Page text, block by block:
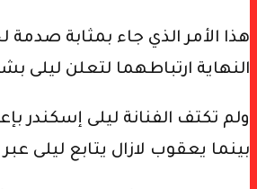
هذا الأمر الذي جاء بمثابة صدمة
النهاية ارتباطهما لتعلن ليلى
ولم تكتف الفنانة ليلى إسكندر
بينما يعقوب لازال يتابع ليلى